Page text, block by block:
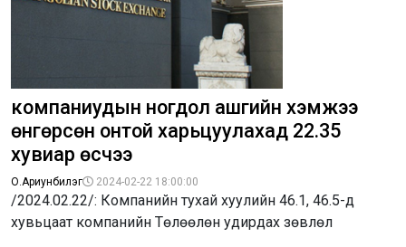
компаниудын ногдол ашгийн хэмжээ
өнгөрсөн онтой харьцуулахад 22.35
хувиар өсчээ
О.Ариунбилэг 2024-02-22 18:00:00
/2024.02.22/: Компанийн тухай хуулийн 46.1, 46.5-д
хувьцаат компанийн Төлөөлөн удирдах зөвлөл